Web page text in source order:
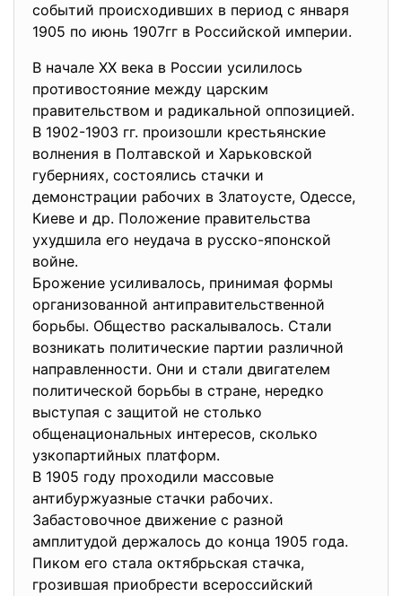
событий происходивших в период с января
1905 по июнь 1907гг в Российской империи.
В начале XX века в России усилилось
противостояние между царским
правительством и радикальной оппозицией.
В 1902-1903 гг. произошли крестьянские
волнения в Полтавской и Харьковской
губерниях, состоялись стачки и
демонстрации рабочих в Златоусте, Одессе,
Киеве и др. Положение правительства
ухудшила его неудача в русско-японской
войне.
Брожение усиливалось, принимая формы
организованной антиправительственной
борьбы. Общество раскалывалось. Стали
возникать политические партии различной
направленности. Они и стали двигателем
политической борьбы в стране, нередко
выступая с защитой не столько
общенациональных интересов, сколько
узкопартийных платформ.
В 1905 году проходили массовые
антибуржуазные стачки рабочих.
Забастовочное движение с разной
амплитудой держалось до конца 1905 года.
Пиком его стала октябрьская стачка,
грозившая приобрести всероссийский